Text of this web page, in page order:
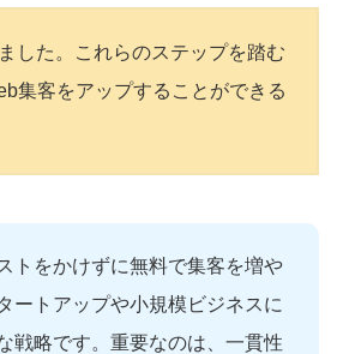
した。これらのステップを踏む
集客をアップすることができる
トをかけずに無料で集客を増や
ートアップや小規模ビジネスに
戦略です。重要なのは、一貫性